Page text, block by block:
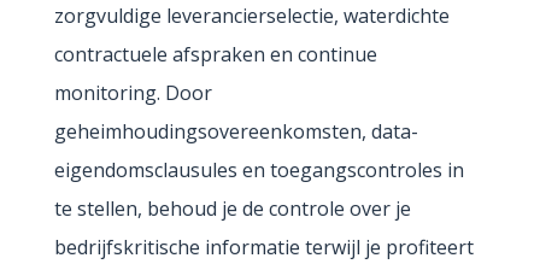
zorgvuldige leverancierselectie, waterdichte
contractuele afspraken en continue
monitoring. Door
geheimhoudingsovereenkomsten, data-
eigendomsclausules en toegangscontroles in
te stellen, behoud je de controle over je
bedrijfskritische informatie terwijl je profiteert